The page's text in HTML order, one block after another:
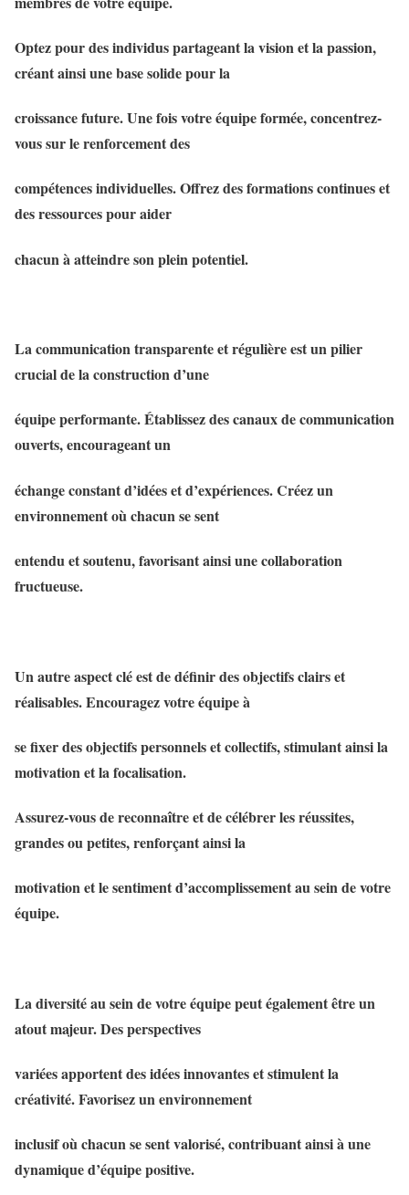
Optez pour des individus partageant la vision et la passion,
créant ainsi une base solide pour la
croissance future. Une fois votre équipe formée, concentrez-
vous sur le renforcement des
compétences individuelles. Offrez des formations continues et
des ressources pour aider
chacun à atteindre son plein potentiel.
La communication transparente et régulière est un pilier
crucial de la construction d’une
équipe performante. Établissez des canaux de communication
ouverts, encourageant un
échange constant d’idées et d’expériences. Créez un
environnement où chacun se sent
entendu et soutenu, favorisant ainsi une collaboration
fructueuse.
Un autre aspect clé est de définir des objectifs clairs et
réalisables. Encouragez votre équipe à
se fixer des objectifs personnels et collectifs, stimulant ainsi la
motivation et la focalisation.
Assurez-vous de reconnaître et de célébrer les réussites,
grandes ou petites, renforçant ainsi la
motivation et le sentiment d’accomplissement au sein de votre
équipe.
La diversité au sein de votre équipe peut également être un
atout majeur. Des perspectives
variées apportent des idées innovantes et stimulent la
créativité. Favorisez un environnement
inclusif où chacun se sent valorisé, contribuant ainsi à une
dynamique d’équipe positive.